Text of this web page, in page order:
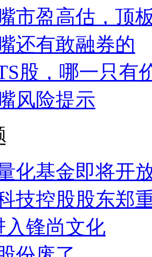
市盈高估，顶
还有敢融券的
股，哪一只有
风险提示
化基金即将开
技控股股东郑
入锋尚文化